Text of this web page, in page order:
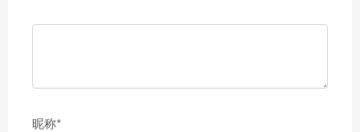
昵称*